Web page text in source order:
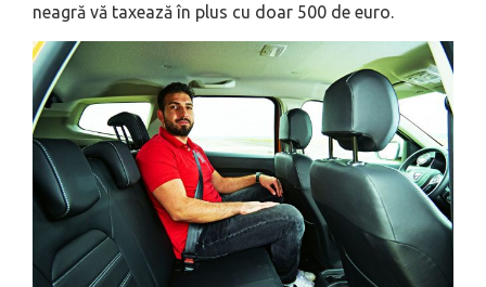
neagră vă taxează în plus cu doar 500 de euro.